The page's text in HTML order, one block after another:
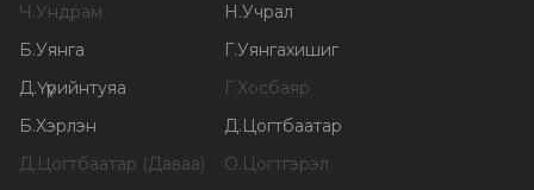
Ч.Ундрам Н.Учрал
Б.Уянга Г.Уянгахишиг
Д.Үүрийнтуяа Г.Хосбаяр
Б.Хэрлэн Д.Цогтбаатар
Д.Цогтбаатар (Даваа) О.Цогтгэрэл